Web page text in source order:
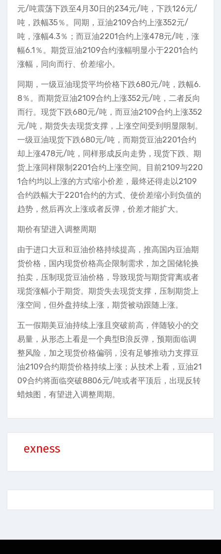
元/吨震荡下跌至4月30日的234元/吨，下跌126元/
吨，跌幅35％。同期，豆油2109合约上涨352元/
吨，涨幅4.3％；而豆油2201合约上涨478元/吨，涨
幅6.1％。期货豆油2109合约涨幅明显小于2201合约
涨幅，同向而行、价差缩小。
同期，一级豆油现货平均价格下跌680元/吨，跌幅6.
8％。而期货豆油2109合约上涨352元/吨，二者反向
而行。现货下跌680元/吨，而豆油2109合约上涨352
元/吨，期货失去现货支撑，上涨空间受到明显限制。
一级豆油现货下跌680元/吨，而期货豆油2201合约
却上涨478元/吨，同样形成反向走势，现货下跌、期
货上涨同样限制2201合约上涨空间。目前2109与220
1合约均以上涨的方式缩小价差，最终还得走以2109
合约跌幅大于2201合约的方式、使价差缩小到负值的
趋势，然后再次上涨或者反弹，价差才能扩大。
期价有望进入调整周期
由于进口大豆和豆油价格持续提高，推高国内豆油期
货价格，国内现货价格高企限制需求，加之国储轮换
拍卖，压制现货豆油价格，导致现货与期货背离或者
现货涨幅小于期货。期货失去现货支撑，压制期货上
涨空间，但外盘持续上涨，期货被动跟随上涨。
五一假期美豆油持续上涨且突破前高，伴随较小的交
易量，从形态上看是一个典型B浪反弹，预期面临调
整风险，加之现货价格偏弱，没有足够推动力支撑豆
油2109合约期货价格持续上涨；从技术上看，豆油21
09合约将面临突破8806元/吨或者平顶后，出现反转
蜡烛图，有望进入调整周期。
exness